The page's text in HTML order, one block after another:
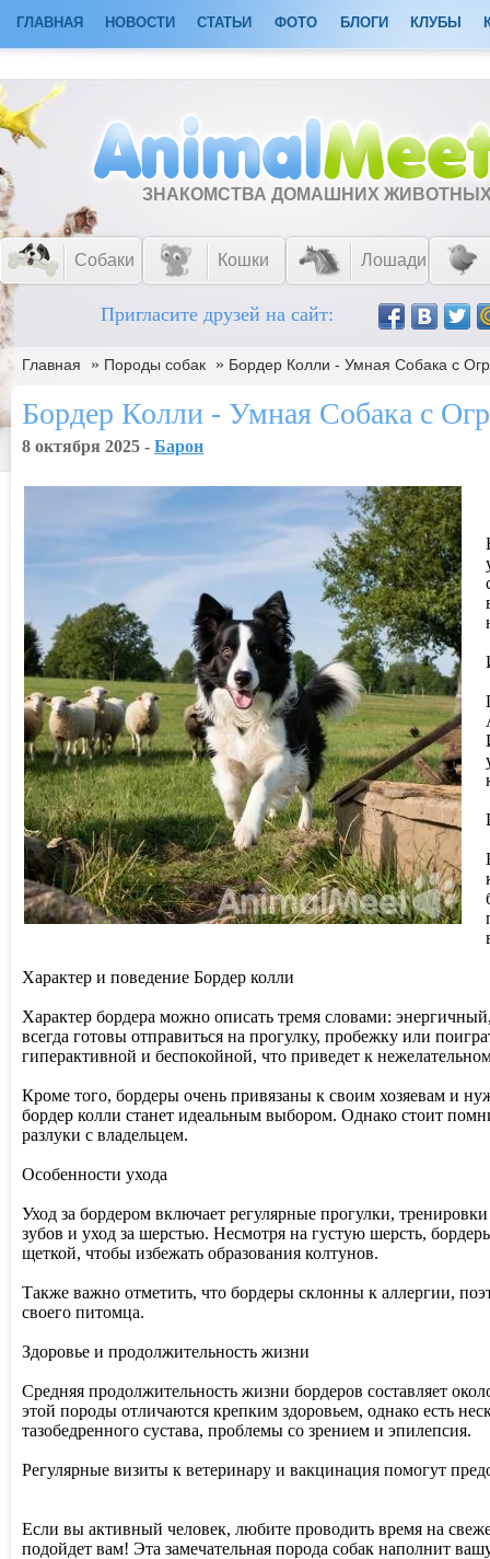
ГЛАВНАЯ НОВОСТИ СТАТЬИ ФОТО БЛОГИ КЛУБЫ
ЗНАКОМСТВА ДОМАШНИХ
Собаки Кошки Лошади
Пригласите друзей на сайт:
Главная » Породы собак » Бордер Колли - Умная Собака с
Бордер Колли - Умная Собака с
8 октября 2025 - Барон
Характер и поведение Бордер колли
Характер бордера можно описать тремя словами:
всегда готовы отправиться на прогулку, пробежку или
гиперактивной и беспокойной, что приведет к
Кроме того, бордеры очень привязаны к своим хозяевам и
бордер колли станет идеальным выбором. Однако стоит
разлуки с владельцем.
Особенности ухода
Уход за бордером включает регулярные прогулки,
зубов и уход за шерстью. Несмотря на густую шерсть,
щеткой, чтобы избежать образования колтунов.
Также важно отметить, что бордеры склонны к аллергии,
своего питомца.
Здоровье и продолжительность жизни
Средняя продолжительность жизни бордеров составляет
этой породы отличаются крепким здоровьем, однако есть
тазобедренного сустава, проблемы со зрением и эпилепсия.
Регулярные визиты к ветеринару и вакцинация помогут
Если вы активный человек, любите проводить время на
подойдет вам! Эта замечательная порода собак наполнит